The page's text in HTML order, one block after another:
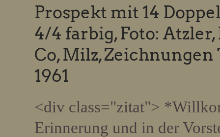
Prospekt mit 14
4/4 farbig, Foto:
Co, Milz,
1961
<div class="zitat">
Erinnerung und in der